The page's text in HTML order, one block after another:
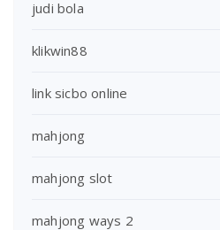
judi bola
klikwin88
link sicbo online
mahjong
mahjong slot
mahjong ways 2